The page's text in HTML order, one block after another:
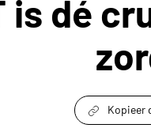
is dé
Kopieer